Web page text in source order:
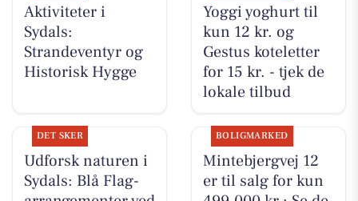
Aktiviteter i
Sydals:
Strandeventyr og
Historisk Hygge
Yoggi yoghurt til
kun 12 kr. og
Gestus koteletter
for 15 kr. - tjek de
lokale tilbud
DET SKER
Udforsk naturen i
Sydals: Blå Flag-
BOLIGMARKED
Mintebjergvej 12
er til salg for kun